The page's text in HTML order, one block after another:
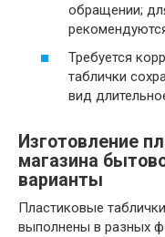
обращении;
Требуется
таблички
вид
Изготовление
магазина
варианты
Пластиковые
выполнены в разных